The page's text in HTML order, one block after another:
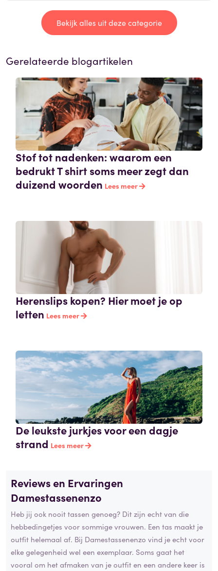
Bekijk alles uit deze categorie
Gerelateerde blogartikelen
Stof tot nadenken: waarom een
bedrukt T shirt soms meer zegt dan
duizend woorden Lees meer
Herenslips kopen? Hier moet je op
letten Lees meer
De leukste jurkjes voor een dagje
strand Lees meer
Reviews en Ervaringen
Damestassenenzo
Heb jij ook nooit tassen genoeg? Dit zijn echt van die
hebbedingetjes voor sommige vrouwen. Een tas maakt je
outfit helemaal af. Bij Damestassenenzo vind je echt voor
elke gelegenheid wel een exemplaar. Soms gaat het
vooral om het afmaken van je outfit en een andere keer is